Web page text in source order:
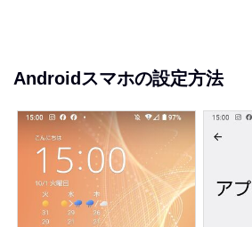
Androidスマホの設定方法